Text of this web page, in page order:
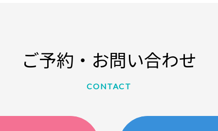
ご予約・お問い合わせ
CONTACT